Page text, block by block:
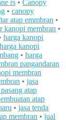
rs • Canopy
• canopy
atap emmbran •
kanopi membran •
harga kanopi
harga kanopi
• harga
pangandaran
membran
• jasa
atap
atap
• jasa tenda
membran • jual